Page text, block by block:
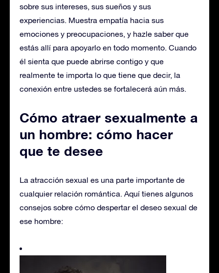
sobre sus intereses, sus sueños y sus
experiencias. Muestra empatía hacia sus
emociones y preocupaciones, y hazle saber que
estás allí para apoyarlo en todo momento. Cuando
él sienta que puede abrirse contigo y que
realmente te importa lo que tiene que decir, la
conexión entre ustedes se fortalecerá aún más.
Cómo atraer sexualmente a
un hombre: cómo hacer
que te desee
La atracción sexual es una parte importante de
cualquier relación romántica. Aquí tienes algunos
consejos sobre cómo despertar el deseo sexual de
ese hombre: